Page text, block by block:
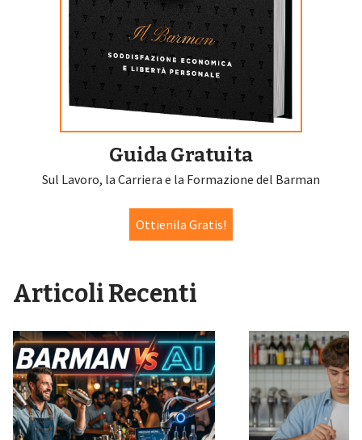
Guida Gratuita
Sul Lavoro, la Carriera e la Formazione del Barman
Ottienila Gratis!
Articoli Recenti